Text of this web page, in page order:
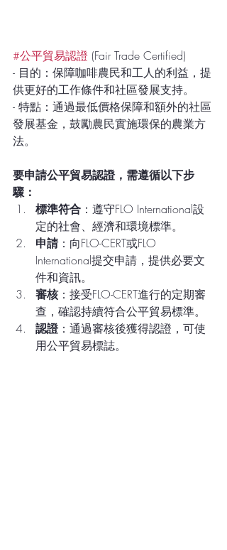
#公平貿易認證 (Fair Trade Certified)
- 目的：保障咖啡農民和工人的利益，提
供更好的工作條件和社區發展支持。
- 特點：通過最低價格保障和額外的社區
發展基金，鼓勵農民實施環保的農業方
法。
要申請公平貿易認證，需遵循以下步
驟：
標準符合 ：遵守FLO International設
定的社會、經濟和環境標準。
申請：向FLO-CERT或FLO
International提交申請，提供必要文
件和資訊。
審核：接受FLO-CERT進行的定期審
查，確認持續符合公平貿易標準。
認證：通過審核後獲得認證，可使
用公平貿易標誌。